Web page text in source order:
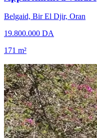
Belgaid, Bir El Djir, Oran
19.800.000 DA
171 m²